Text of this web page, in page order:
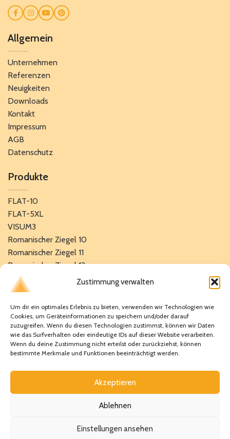
Zustimmung verwalten
Um dir ein optimales Erlebnis zu bieten, verwenden wir Technologien wie
Cookies, um Geräteinformationen zu speichern und/oder darauf
zuzugreifen. Wenn du diesen Technologien zustimmst, können wir Daten
wie das Surfverhalten oder eindeutige IDs auf dieser Website verarbeiten.
Wenn du deine Zustimmung nicht erteilst oder zurückziehst, können
bestimmte Merkmale und Funktionen beeinträchtigt werden.
Akzeptieren
Ablehnen
Einstellungen ansehen
Allgemein
Unternehmen
Referenzen
Neuigkeiten
Downloads
Kontakt
Impressum
AGB
Datenschutz
Produkte
FLAT-10
FLAT-5XL
VISUM3
Romanischer Ziegel 10
Romanischer Ziegel 11
Romanischer Ziegel 12
TS 12.5 Select
Mönch-Nonnenziegel 40
Mönch-Nonnenziegel 50
Verpassen Sie keine Neuigkeiten mehr!
Bleiben Sie stets auf dem Laufenden über unsere neuesten